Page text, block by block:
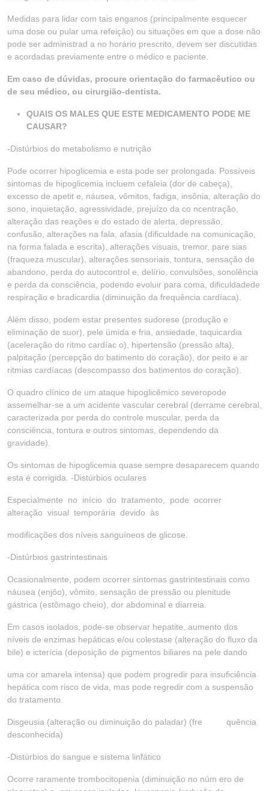
Medidas para lidar com tais enganos (principalmente esquecer
uma dose ou pular uma refeição) ou situações em que a dose não
pode ser administrad a no horário prescrito, devem ser discutidas
e acordadas previamente entre o médico e paciente.
Em caso de dúvidas, procure orientação do farmacêutico ou
de seu médico, ou cirurgião-dentista.
QUAIS OS MALES QUE ESTE MEDICAMENTO PODE ME
CAUSAR?
-Distúrbios do metabolismo e nutrição
Pode ocorrer hipoglicemia e esta pode ser prolongada. Possíveis
sintomas de hipoglicemia incluem cefaleia (dor de cabeça),
excesso de apetit e, náusea, vômitos, fadiga, insônia, alteração do
sono, inquietação, agressividade, prejuízo da co ncentração,
alteração das reações e do estado de alerta, depressão,
confusão, alterações na fala, afasia (dificuldade na comunicação,
na forma falada e escrita), alterações visuais, tremor, pare sias
(fraqueza muscular), alterações sensoriais, tontura, sensação de
abandono, perda do autocontrol e, delírio, convulsões, sonolência
e perda da consciência, podendo evoluir para coma, dificuldadede
respiração e bradicardia (diminuição da frequência cardíaca).
Além disso, podem estar presentes sudorese (produção e
eliminação de suor), pele úmida e fria, ansiedade, taquicardia
(aceleração do ritmo cardíac o), hipertensão (pressão alta),
palpitação (percepção do batimento do coração), dor peito e ar
ritmias cardíacas (descompasso dos batimentos do coração).
O quadro clínico de um ataque hipoglicêmico severopode
assemelhar-se a um acidente vascular cerebral (derrame cerebral,
caracterizada por perda do controle muscular, perda da
consciência, tontura e outros sintomas, dependendo da
gravidade).
Os sintomas de hipoglicemia quase sempre desaparecem quando
esta é corrigida. -Distúrbios oculares
Especialmente no início do tratamento, pode ocorrer
alteração visual temporária devido às
modificações dos níveis sanguíneos de glicose.
-Distúrbios gastrintestinais
Ocasionalmente, podem ocorrer sintomas gastrintestinais como
náusea (enjôo), vômito, sensação de pressão ou plenitude
gástrica (estômago cheio), dor abdominal e diarreia.
Em casos isolados, pode-se observar hepatite, aumento dos
níveis de enzimas hepáticas e/ou colestase (alteração do fluxo da
bile) e icterícia (deposição de pigmentos biliares na pele dando
uma cor amarela intensa) que podem progredir para insuficiência
hepática com risco de vida, mas pode regredir com a suspensão
do tratamento.
Disgeusia (alteração ou diminuição do paladar) (fre quência
desconhecida)
-Distúrbios do sangue e sistema linfático
Ocorre raramente trombocitopenia (diminuição no núm ero de